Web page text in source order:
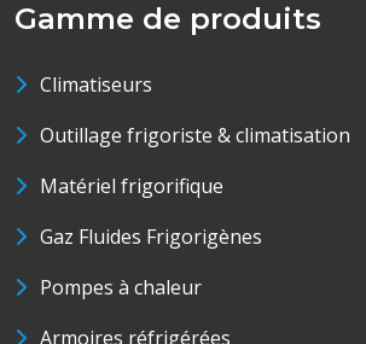
Gamme de produits
Climatiseurs
Outillage frigoriste & climatisation
Matériel frigorifique
Gaz Fluides Frigorigènes
Pompes à chaleur
Armoires réfrigérées